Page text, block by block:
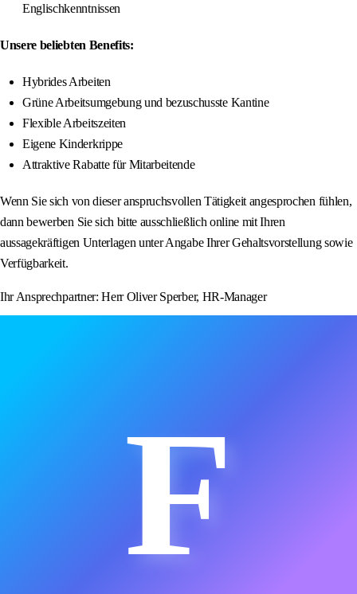
Englischkenntnissen
Unsere beliebten Benefits:
Hybrides Arbeiten
Grüne Arbeitsumgebung und bezuschusste Kantine
Flexible Arbeitszeiten
Eigene Kinderkrippe
Attraktive Rabatte für Mitarbeitende
Wenn Sie sich von dieser anspruchsvollen Tätigkeit angesprochen fühlen,
dann bewerben Sie sich bitte ausschließlich online mit Ihren
aussagekräftigen Unterlagen unter Angabe Ihrer Gehaltsvorstellung sowie
Verfügbarkeit.
Ihr Ansprechpartner: Herr Oliver Sperber, HR-Manager
F